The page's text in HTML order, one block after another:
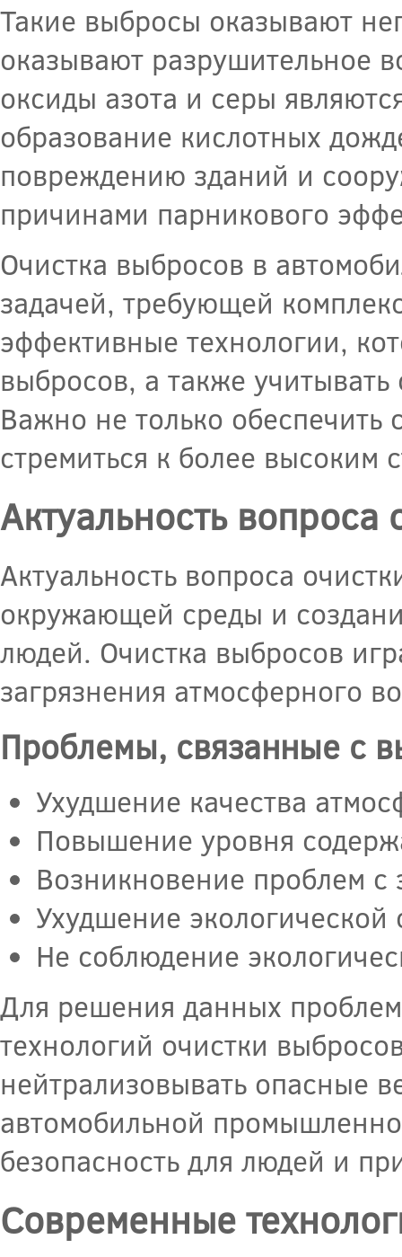
Такие выбросы оказывают
оказывают разрушительное
оксиды азота и серы
образование кислотных
повреждению зданий и
причинами парникового
Очистка выбросов в
задачей, требующей
эффективные технологии,
выбросов, а также
Важно не только обеспечить
стремиться к более высоким
Актуальность вопроса
Актуальность вопроса
окружающей среды и
людей. Очистка выбросов
загрязнения атмосферного
Проблемы, связанные с
Ухудшение качества
Повышение уровня
Возникновение проблем с
Ухудшение
Не соблюдение
Для решения данных
технологий очистки
нейтрализовывать опасные
автомобильной
безопасность для людей и
Современные